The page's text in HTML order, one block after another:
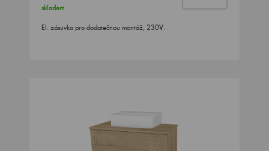
skladem
El. zásuvka pro dodatečnou montáž, 230V.